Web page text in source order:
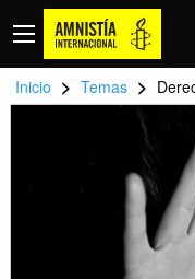
Inicio > Temas >